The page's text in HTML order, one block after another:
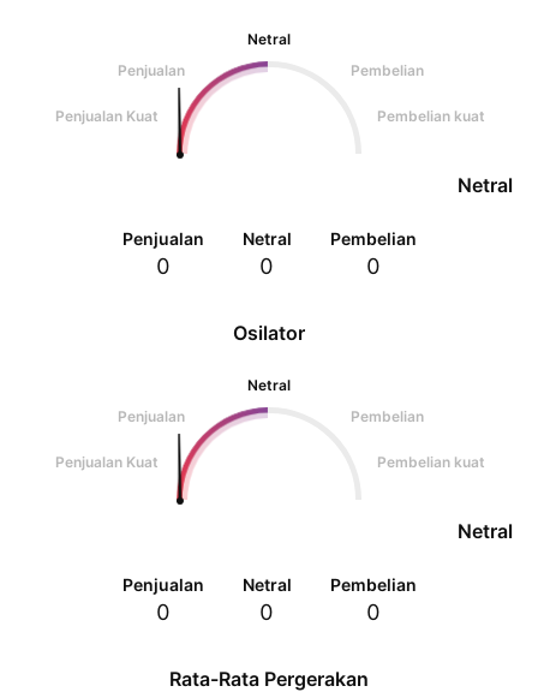
Osilator
Netral
Penjualan
Pembelian
Penjualan Kuat Pembelian kuat
Netral
Penjualan
0
Netral
0
Pembelian
0
Netral
Penjualan
Pembelian
Penjualan Kuat Pembelian kuat
Netral
Penjualan
0
Netral
0
Pembelian
0
Rata-Rata Pergerakan